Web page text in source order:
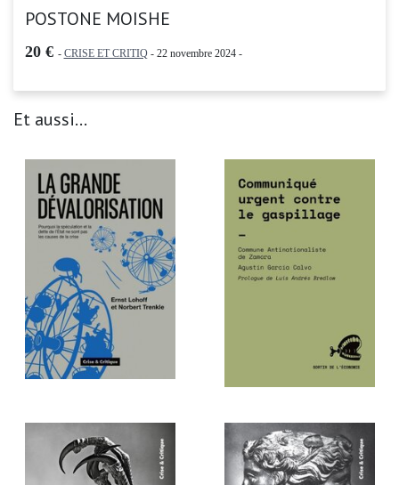
POSTONE MOISHE
20 € - CRISE ET CRITIQ- 22 novembre 2024 -
Et aussi...